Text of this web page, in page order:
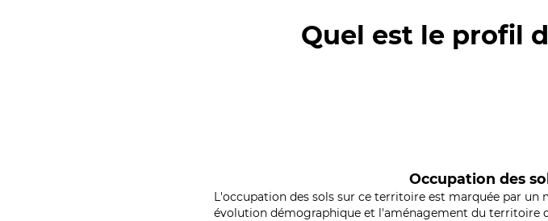
Quel est le profil
Occupation des
L'occupation des sols sur ce territoire est marquée par un
évolution démographique et l'aménagement du territoire